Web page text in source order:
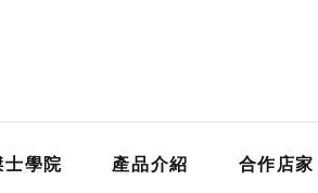
士學院 產品介紹 合作店家